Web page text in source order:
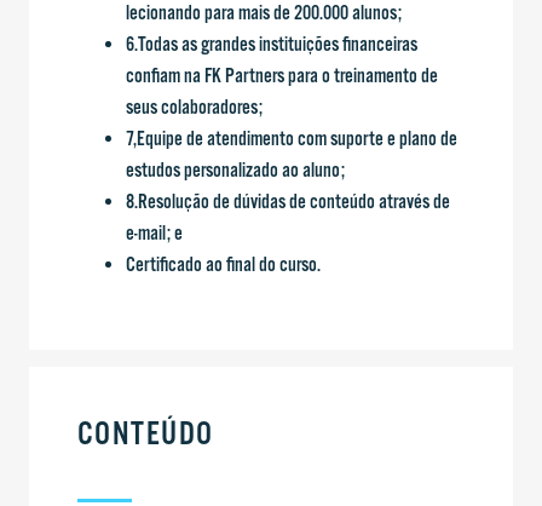
lecionando para mais de 200.000 alunos;
6.Todas as grandes instituições financeiras
confiam na FK Partners para o treinamento de
seus colaboradores;
7,Equipe de atendimento com suporte e plano de
estudos personalizado ao aluno;
8.Resolução de dúvidas de conteúdo através de
e-mail; e
Certificado ao final do curso.
CONTEÚDO